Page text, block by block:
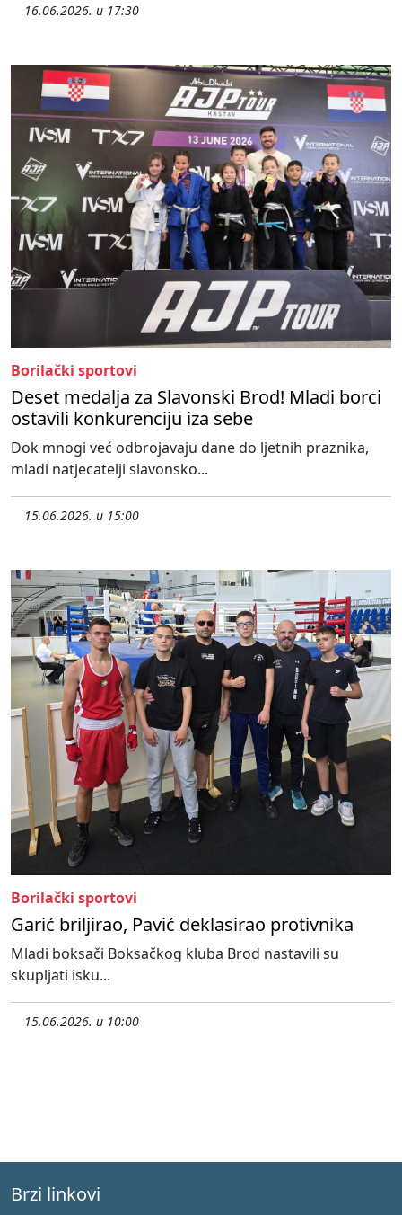
16.06.2026. u 17:30
Borilački sportovi
Deset medalja za Slavonski Brod! Mladi borci
ostavili konkurenciju iza sebe
Dok mnogi već odbrojavaju dane do ljetnih praznika,
mladi natjecatelji slavonsko...
15.06.2026. u 15:00
Borilački sportovi
Garić briljirao, Pavić deklasirao protivnika
Mladi boksači Boksačkog kluba Brod nastavili su
skupljati isku...
15.06.2026. u 10:00
Brzi linkovi